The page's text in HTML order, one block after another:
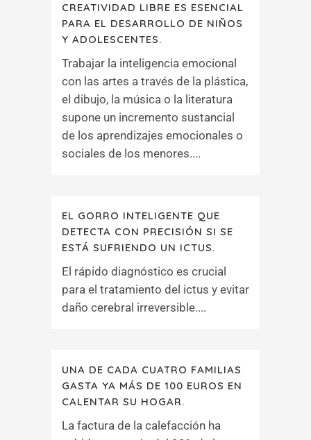
CREATIVIDAD LIBRE ES ESENCIAL
PARA EL DESARROLLO DE NIÑOS
Y ADOLESCENTES.
Trabajar la inteligencia emocional
con las artes a través de la plástica,
el dibujo, la música o la literatura
supone un incremento sustancial
de los aprendizajes emocionales o
sociales de los menores....
EL GORRO INTELIGENTE QUE
DETECTA CON PRECISIÓN SI SE
ESTÁ SUFRIENDO UN ICTUS.
El rápido diagnóstico es crucial
para el tratamiento del ictus y evitar
daño cerebral irreversible....
UNA DE CADA CUATRO FAMILIAS
GASTA YA MÁS DE 100 EUROS EN
CALENTAR SU HOGAR.
La factura de la calefacción ha